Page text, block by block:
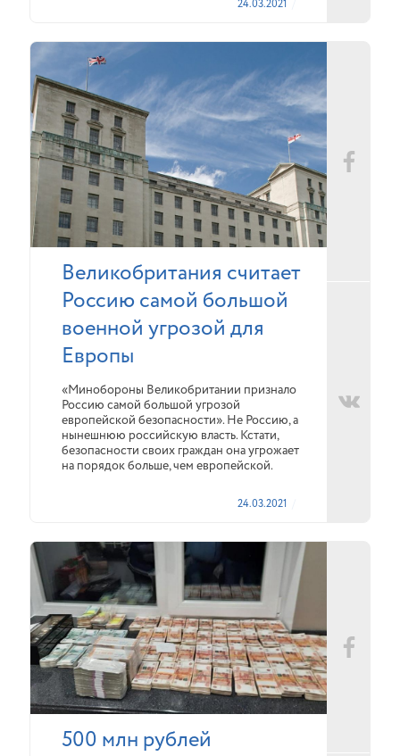
24.03.2021
Великобритания считает
Россию самой большой
военной угрозой для
Европы
«Минобороны Великобритании признало
Россию самой большой угрозой
европейской безопасности». Не Россию, а
нынешнюю российскую власть. Кстати,
безопасности своих граждан она угрожает
на порядок больше, чем европейской.
24.03.2021
500 млн рублей